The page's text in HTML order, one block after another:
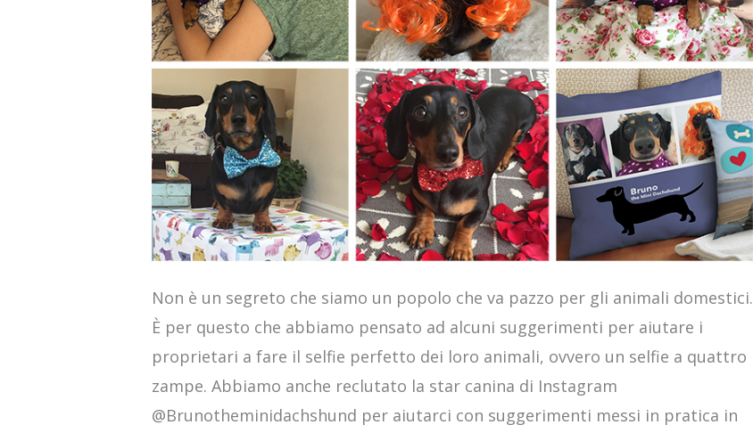
Non è un segreto che siamo un popolo che va pazzo per gli animali domestici.
È per questo che abbiamo pensato ad alcuni suggerimenti per aiutare i
proprietari a fare il selfie perfetto dei loro animali, ovvero un selfie a quattro
zampe. Abbiamo anche reclutato la star canina di Instagram
@Brunotheminidachshund per aiutarci con suggerimenti messi in pratica in